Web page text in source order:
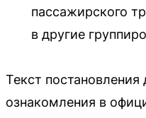
пассажирского
в другие
Текст постановления
ознакомления в